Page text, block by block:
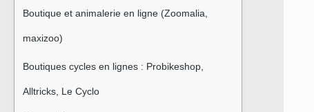
Boutique et animalerie en ligne (Zoomalia,
maxizoo)
Boutiques cycles en lignes : Probikeshop,
Alltricks, Le Cyclo